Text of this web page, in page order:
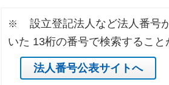
※
設立登記法人など法人番号
いた 13桁の番号で検索すること
法人番号公表サイトへ